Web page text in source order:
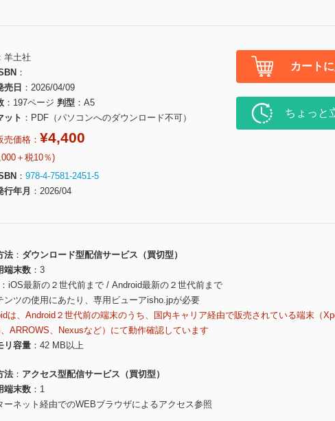
羊土社
売日
2026/04/09
197ページ 判型
A5
ット
PDF（パソコンへのダウンロード不可）
売価格： ¥4,400
＋税10％)
978-4-7581-2451-5
行年月
2026/04
カート
ちょっと
法
ダウンロード型配信サービス（買切型）
端末数
3
iOS最新の２世代前まで / Android最新の２世代前まで
ツの使用にあたり、専用ビューアisho.jpが必要
は、Android２世代前の端末のうち、国内キャリア経由で販売されている端末（
ARROWS、Nexusなど）にて動作確認しています
リ容量
42 MB以上
法
アクセス型配信サービス（買切型）
端末数
1
ネット経由でのWEBブラウザによるアクセス参照